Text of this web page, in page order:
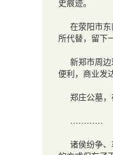
史痕迹。
在荥阳市
所代替，留下
新郑市周
便利，商业发
郑庄公墓，
…………
诸侯纷争